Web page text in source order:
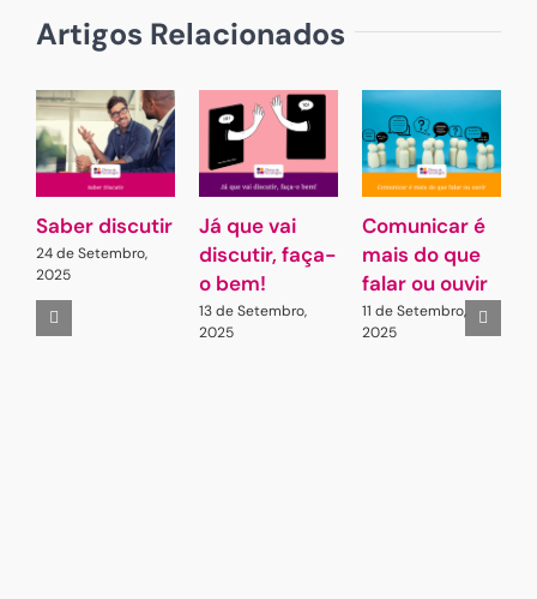
Artigos Relacionados
Saber discutir
24 de Setembro,
2025
Já que vai
discutir, faça-
o bem!
13 de Setembro,
2025
Comunicar é
mais do que
falar ou ouvir
11 de Setembro,
2025